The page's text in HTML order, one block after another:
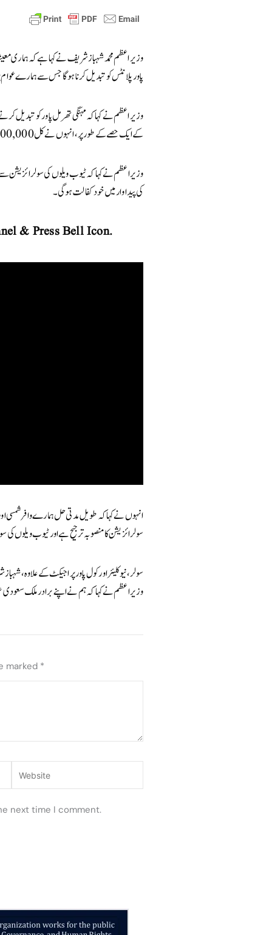
وزیر اعظم محمد شہباز شریف نے کہا ہے کہ ہماری
پاور پلانٹس کو تبدیل کرنا ہو گا جس سے ہمارے
کے ایک حصے کے طور پر، انہوں نے کل 100,000 ٹیوب ویلوں کی سولرائزیشن کا پروگرام شروع کیا۔
وزیراعظم نے کہا کہ ٹیوب ویلوں کی سولرائزیشن
کی پیداوار میں خود کفالت ہوگی۔
& Press Bell Icon.
انہوں نے کہا کہ طویل مدتی حل ہمارے وافر شمسی
سولرائزیشن کا منصوبہ ترجیح ہے اور ٹیوب ویلوں کی سولرائزیشن پر کل
سولر، نیوکلیئر اور کول پاور پراجیکٹ کے علاوہ،
وزیراعظم نے کہا کہ ہم نے اپنے برادر ملک سعودی
marked *
next time I comment.